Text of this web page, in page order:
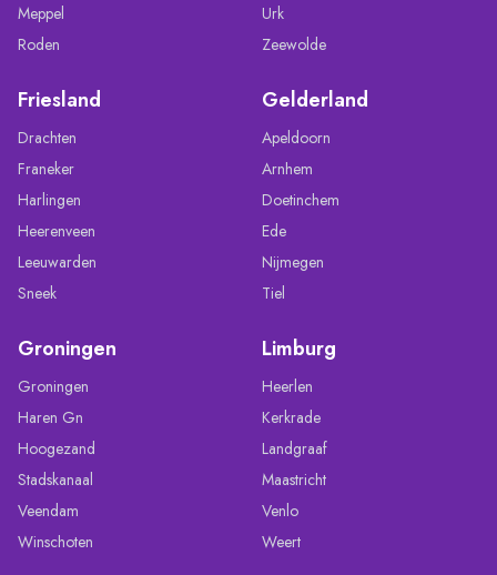
Meppel
Roden
Urk
Zeewolde
Friesland
Drachten
Franeker
Harlingen
Heerenveen
Leeuwarden
Sneek
Gelderland
Apeldoorn
Arnhem
Doetinchem
Ede
Nijmegen
Tiel
Groningen
Groningen
Haren Gn
Hoogezand
Stadskanaal
Veendam
Winschoten
Limburg
Heerlen
Kerkrade
Landgraaf
Maastricht
Venlo
Weert